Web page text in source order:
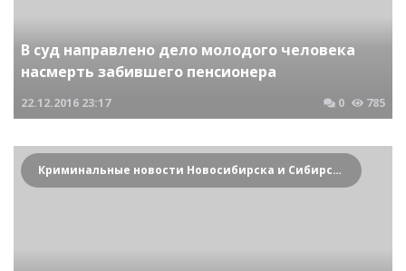
В суд направлено дело молодого человека
насмерть забившего пенсионера
22.12.2016 23:17 0 785
Криминальные новости Новосибирска и Сибирского региона